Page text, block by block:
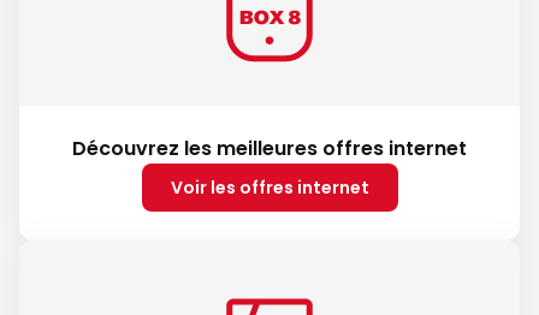
Découvrez les meilleures offres internet
Voir les offres internet